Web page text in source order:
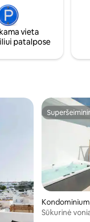
su
šiltą
įsimintiną
vieta
patalpose
Sūkurinė